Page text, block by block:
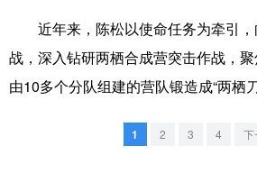
四川 贵州 云
陕西 甘肃 青
新疆 内蒙古 黑
近年来，陈松以使命任务为牵引，
战，深入钻研两栖合成营突击作战，
由10多个分队组建的营队锻造成“两栖刀
1 2 3 4 下